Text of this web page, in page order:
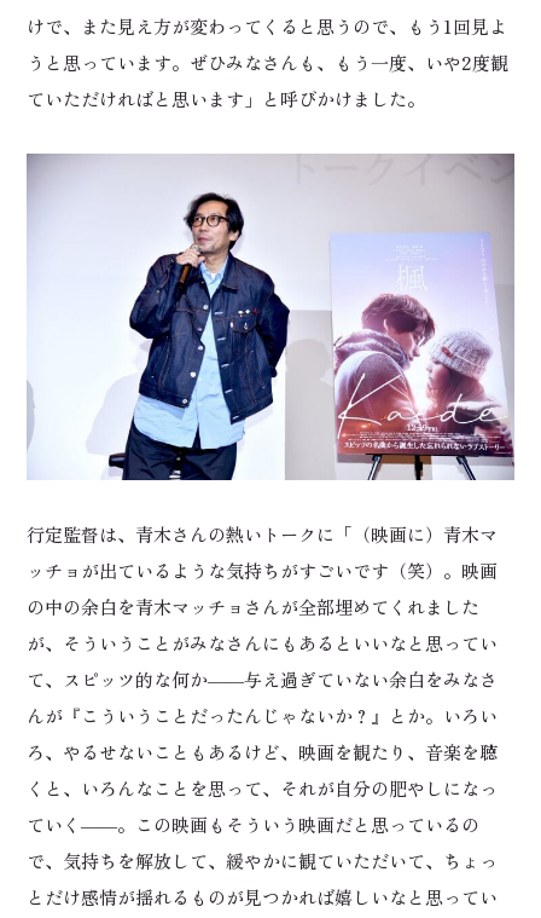
けで、また見え方が変わってくると思うので、もう1回見よ
うと思っています。ぜひみなさんも、もう一度、いや2度観
ていただければと思います」と呼びかけました。
行定監督は、青木さんの熱いトークに「（映画に）青木マ
ッチョが出ているような気持ちがすごいです（笑）。映画
の中の余白を青木マッチョさんが全部埋めてくれました
が、そういうことがみなさんにもあるといいなと思ってい
て、スピッツ的な何か――与え過ぎていない余白をみなさ
んが『こういうことだったんじゃないか？』とか。いろい
ろ、やるせないこともあるけど、映画を観たり、音楽を聴
くと、いろんなことを思って、それが自分の肥やしになっ
ていく――。この映画もそういう映画だと思っているの
で、気持ちを解放して、緩やかに観ていただいて、ちょっ
とだけ感情が揺れるものが見つかれば嬉しいなと思ってい